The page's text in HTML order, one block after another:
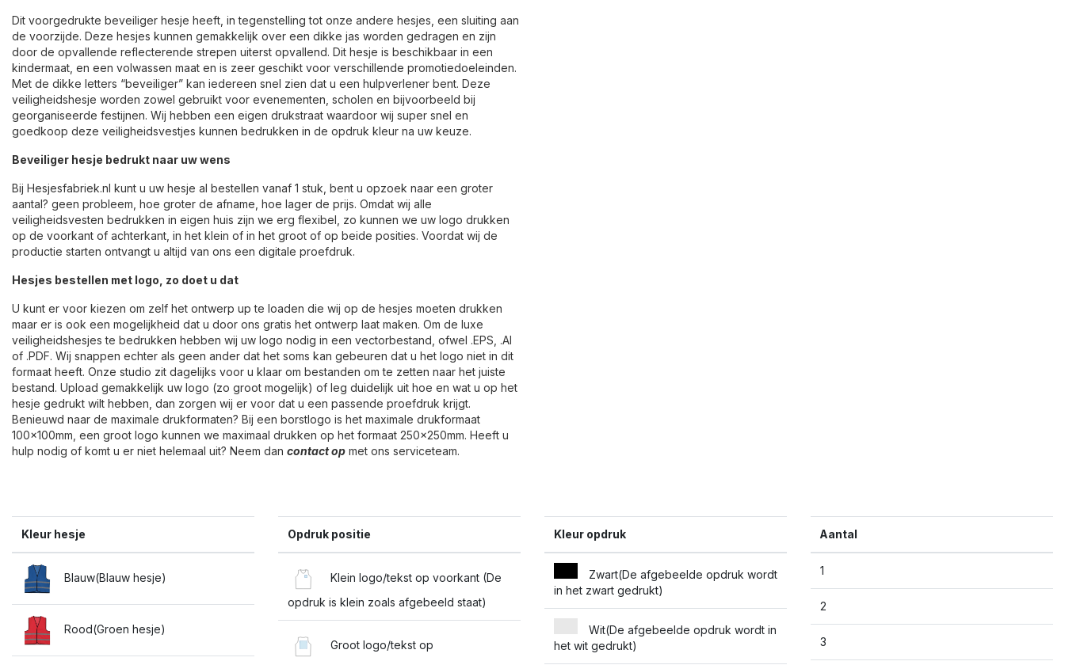
Dit voorgedrukte beveiliger hesje heeft, in tegenstelling tot onze andere hesjes, een sluiting aan
de voorzijde. Deze hesjes kunnen gemakkelijk over een dikke jas worden gedragen en zijn
door de opvallende reflecterende strepen uiterst opvallend. Dit hesje is beschikbaar in een
kindermaat, en een volwassen maat en is zeer geschikt voor verschillende promotiedoeleinden.
Met de dikke letters “beveiliger” kan iedereen snel zien dat u een hulpverlener bent. Deze
veiligheidshesje worden zowel gebruikt voor evenementen, scholen en bijvoorbeeld bij
georganiseerde festijnen. Wij hebben een eigen drukstraat waardoor wij super snel en
goedkoop deze veiligheidsvestjes kunnen bedrukken in de opdruk kleur na uw keuze.
Beveiliger hesje bedrukt naar uw wens
Bij Hesjesfabriek.nl kunt u uw hesje al bestellen vanaf 1 stuk, bent u opzoek naar een groter
aantal? geen probleem, hoe groter de afname, hoe lager de prijs. Omdat wij alle
veiligheidsvesten bedrukken in eigen huis zijn we erg flexibel, zo kunnen we uw logo drukken
op de voorkant of achterkant, in het klein of in het groot of op beide posities. Voordat wij de
productie starten ontvangt u altijd van ons een digitale proefdruk.
Hesjes bestellen met logo, zo doet u dat
U kunt er voor kiezen om zelf het ontwerp up te loaden die wij op de hesjes moeten drukken
maar er is ook een mogelijkheid dat u door ons gratis het ontwerp laat maken. Om de luxe
veiligheidshesjes te bedrukken hebben wij uw logo nodig in een vectorbestand, ofwel .EPS, .AI
of .PDF. Wij snappen echter als geen ander dat het soms kan gebeuren dat u het logo niet in dit
formaat heeft. Onze studio zit dagelijks voor u klaar om bestanden om te zetten naar het juiste
bestand. Upload gemakkelijk uw logo (zo groot mogelijk) of leg duidelijk uit hoe en wat u op het
hesje gedrukt wilt hebben, dan zorgen wij er voor dat u een passende proefdruk krijgt.
Benieuwd naar de maximale drukformaten? Bij een borstlogo is het maximale drukformaat
100x100mm, een groot logo kunnen we maximaal drukken op het formaat 250x250mm. Heeft u
hulp nodig of komt u er niet helemaal uit? Neem dan contact op met ons serviceteam.
Kleur hesje
Blauw(Blauw hesje)
Rood(Groen hesje)
Opdruk positie
Klein logo/tekst op voorkant (De
opdruk is klein zoals afgebeeld staat)
Groot logo/tekst op
Kleur opdruk
Zwart(De afgebeelde opdruk wordt
in het zwart gedrukt)
Wit(De afgebeelde opdruk wordt in
het wit gedrukt)
Aantal
1
2
3